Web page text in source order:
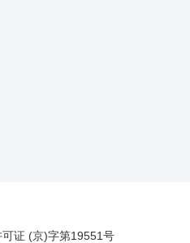
证 (京)字第19551号